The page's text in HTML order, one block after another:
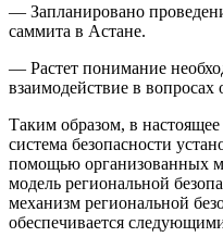
— Запланировано
саммита в Астане.
— Растет понимание
взаимодействие в вопросах
Таким образом, в
система безопасности
помощью организованных
модель региональной
механизм региональной
обеспечивается